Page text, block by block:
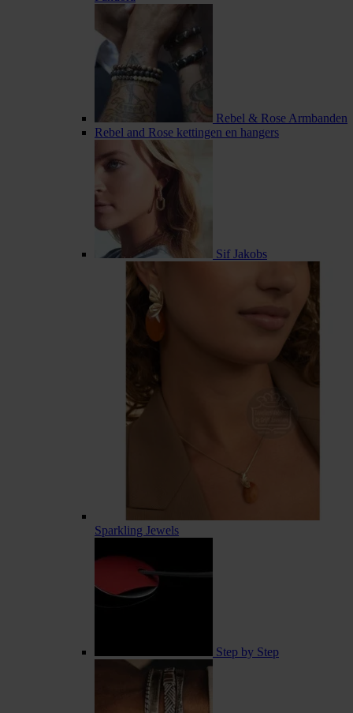
Rebel & Rose Armbanden
Rebel and Rose kettingen en hangers
Sif Jakobs
Sparkling Jewels
Step by Step